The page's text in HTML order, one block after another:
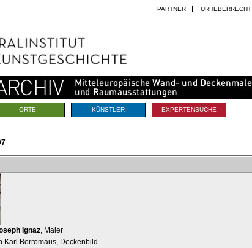
PARTNER URHEBERRECHT
ORTE KÜNSTLER EXPERTENSUCHE
Ignaz , Maler
Karl Borromäus, Deckenbild